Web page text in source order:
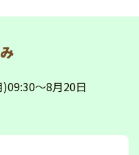
～8月20日